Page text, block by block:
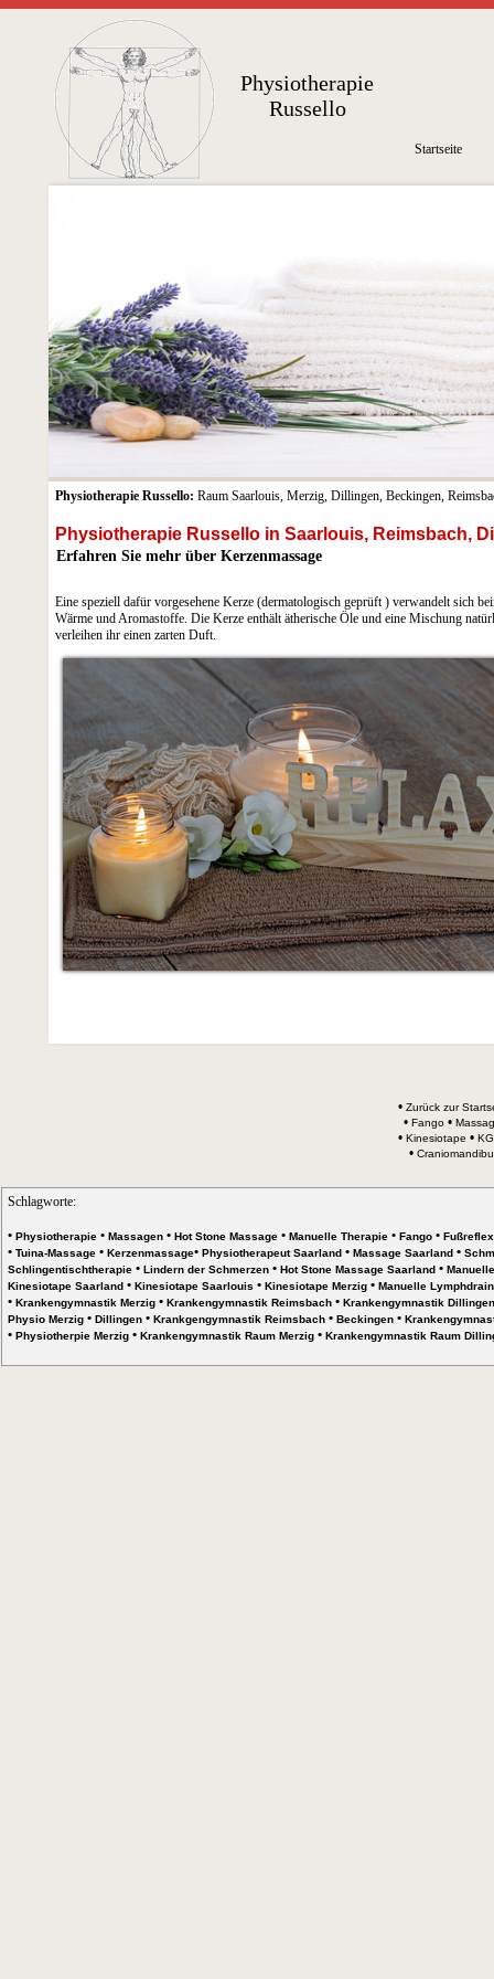
Physiotherapie
Russello
Physiotherapie Russello: Raum Saarlouis, Merzig, Dillingen, Beckingen,
Eine speziell dafür vorgesehene Kerze (dermatologisch geprüft ) verwandelt sich
Wärme und Aromastoffe. Die Kerze enthält ätherische Öle und eine Mischung
verleihen ihr einen zarten Duft.
Physiotherapie Russello in Saarlouis, Reimsbach,
Erfahren Sie mehr über Kerzenmassage
Startseite
• Zurück zur
• Fango •
• Kinesiotape •
•
Schlagworte:
• Physiotherapie • Massagen • Hot Stone Massage • Manuelle Therapie • Fango •
• Tuina-Massage • Kerzenmassage• Physiotherapeut Saarland • Massage Saarland •
Schlingentischtherapie • Lindern der Schmerzen • Hot Stone Massage Saarland •
Kinesiotape Saarland • Kinesiotape Saarlouis • Kinesiotape Merzig • Manuelle
• Krankengymnastik Merzig • Krankengymnastik Reimsbach • Krankengymnastik Dillingen
Physio Merzig • Dillingen • Krankgengymnastik Reimsbach • Beckingen •
• Physiotherpie Merzig • Krankengymnastik Raum Merzig • Krankengymnastik Raum